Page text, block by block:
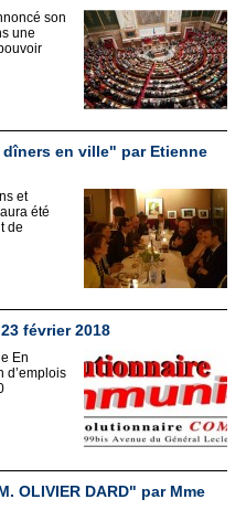
son
une
en ville" par Etienne
et
été
de
février 2018
En
d’emplois
OLIVIER DARD" par Mme